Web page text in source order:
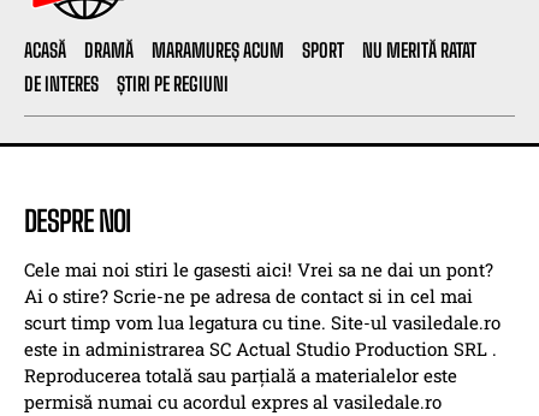
ACASĂ DRAMĂ MARAMUREȘ ACUM SPORT
NU MERITĂ RATAT
DE INTERES
ȘTIRI PE REGIUNI
DESPRE NOI
Cele mai noi stiri le gasesti aici! Vrei sa ne dai un pont?
Ai o stire? Scrie-ne pe adresa de contact si in cel mai
scurt timp vom lua legatura cu tine. Site-ul vasiledale.ro
este in administrarea SC Actual Studio Production SRL .
Reproducerea totală sau parțială a materialelor este
permisă numai cu acordul expres al vasiledale.ro